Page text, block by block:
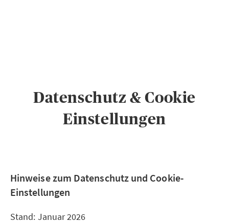
Datenschutz & Cookie
Einstellungen
Hinweise zum Datenschutz und Cookie-
Einstellungen
Stand: Januar 2026